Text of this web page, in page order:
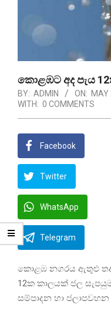
කොළඹට අද පැය
BY: ADMIN ON: MAY
WITH: 0 COMMENTS
Facebook
Twitter
WhatsApp
Telegram
කොළඹ නගරය ඇතුළු
12ක කාලයක් ජල
සම්පාදන හා